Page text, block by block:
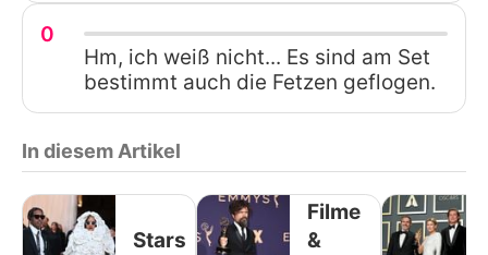
0
Hm, ich weiß nicht... Es sind am Set
bestimmt auch die Fetzen geflogen.
In diesem Artikel
Stars
Filme
&